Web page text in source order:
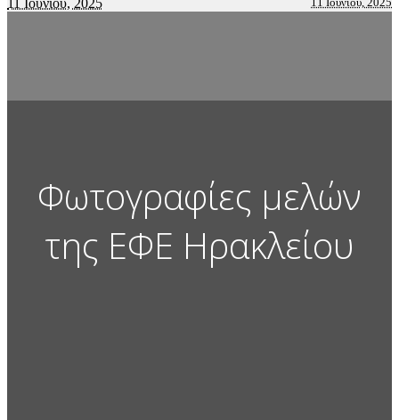
11 Ιουνίου, 2025
Φωτογραφίες μελών
της ΕΦΕ Ηρακλείου